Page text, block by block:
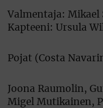
Valmentaja: Mikael
Kapteeni: Ursula
Pojat (Costa
Joona Raumolin,
Migel Mutikainen,